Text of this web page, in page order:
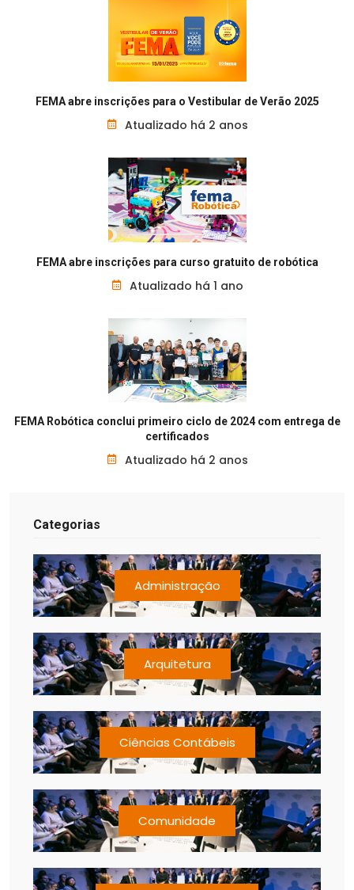
FEMA abre inscrições para o Vestibular de Verão 2025
Atualizado há 2 anos
FEMA abre inscrições para curso gratuito de robótica
Atualizado há 1 ano
FEMA Robótica conclui primeiro ciclo de 2024 com entrega de
certificados
Atualizado há 2 anos
Categorias
Administração
Arquitetura
Ciências Contábeis
Comunidade